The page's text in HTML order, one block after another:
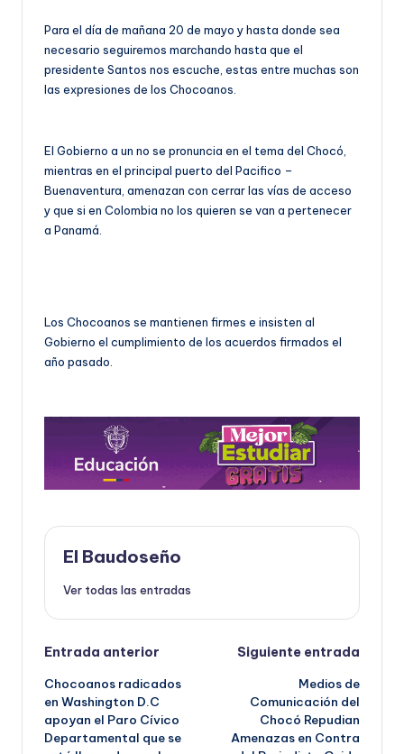
Para el día de mañana 20 de mayo y hasta donde sea
necesario seguiremos marchando hasta que el
presidente Santos nos escuche, estas entre muchas son
las expresiones de los Chocoanos.
El Gobierno a un no se pronuncia en el tema del Chocó,
mientras en el principal puerto del Pacifico –
Buenaventura, amenazan con cerrar las vías de acceso
y que si en Colombia no los quieren se van a pertenecer
a Panamá.
Los Chocoanos se mantienen firmes e insisten al
Gobierno el cumplimiento de los acuerdos firmados el
año pasado.
El Baudoseño
Ver todas las entradas
Navegación
de
entradas
Entrada anterior
Chocoanos radicados
en Washington D.C
apoyan el Paro Cívico
Departamental que se
Siguiente entrada
Medios de
Comunicación del
Chocó Repudian
Amenazas en Contra